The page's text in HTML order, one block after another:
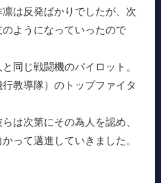
は反発ばかりでしたが、次
ようになっていったので
同じ戦闘機のパイロット。
教導隊）のトップファイタ
は次第にその為人を認め、
って邁進していきました。